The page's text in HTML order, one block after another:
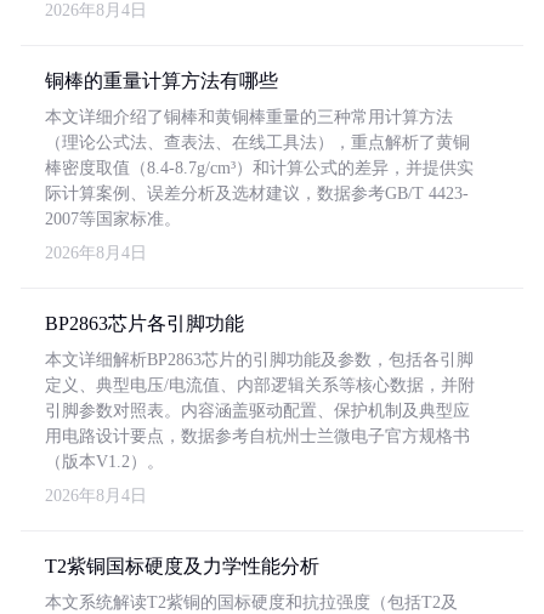
2026年8月4日
铜棒的重量计算方法有哪些
本文详细介绍了铜棒和黄铜棒重量的三种常用计算方法
（理论公式法、查表法、在线工具法），重点解析了黄铜
棒密度取值（8.4-8.7g/cm³）和计算公式的差异，并提供实
际计算案例、误差分析及选材建议，数据参考GB/T 4423-
2007等国家标准。
2026年8月4日
BP2863芯片各引脚功能
本文详细解析BP2863芯片的引脚功能及参数，包括各引脚
定义、典型电压/电流值、内部逻辑关系等核心数据，并附
引脚参数对照表。内容涵盖驱动配置、保护机制及典型应
用电路设计要点，数据参考自杭州士兰微电子官方规格书
（版本V1.2）。
2026年8月4日
T2紫铜国标硬度及力学性能分析
本文系统解读T2紫铜的国标硬度和抗拉强度（包括T2及